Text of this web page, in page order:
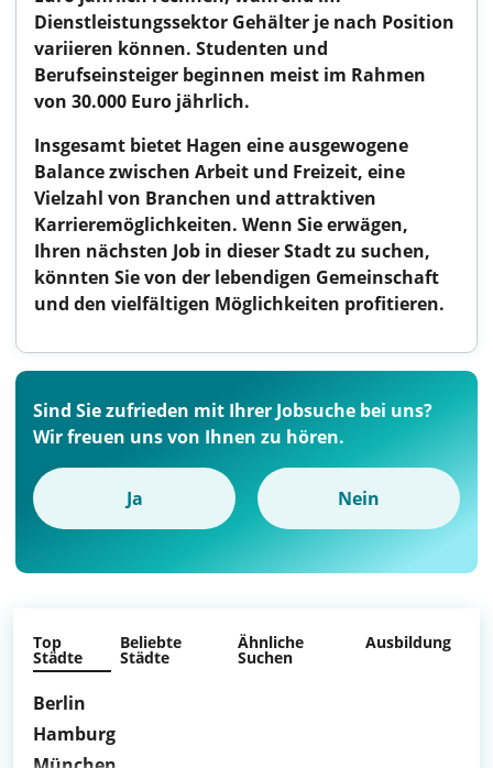
Dienstleistungssektor Gehälter je nach Position
variieren können. Studenten und
Berufseinsteiger beginnen meist im Rahmen
von 30.000 Euro jährlich.
Insgesamt bietet Hagen eine ausgewogene
Balance zwischen Arbeit und Freizeit, eine
Vielzahl von Branchen und attraktiven
Karrieremöglichkeiten. Wenn Sie erwägen,
Ihren nächsten Job in dieser Stadt zu suchen,
könnten Sie von der lebendigen Gemeinschaft
und den vielfältigen Möglichkeiten profitieren.
Sind Sie zufrieden mit Ihrer Jobsuche bei uns?
Wir freuen uns von Ihnen zu hören.
Ja Nein
Top
Städte
Beliebte
Städte
Ähnliche
Suchen
Ausbildung
Berlin
Hamburg